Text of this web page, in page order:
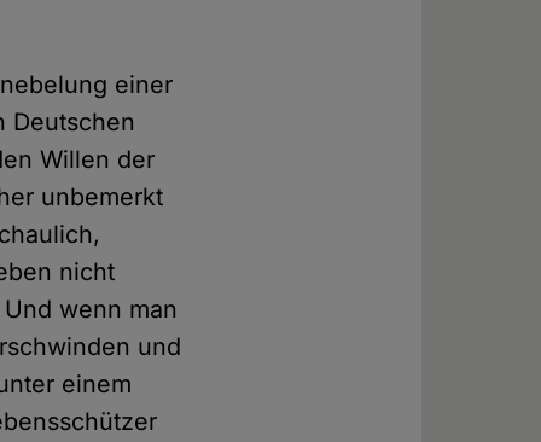
einer
Deutschen
Willen der
unbemerkt
nicht
wenn man
und
einem